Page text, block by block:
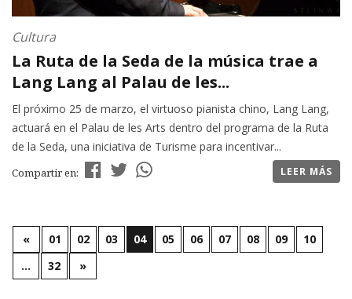
Cultura
La Ruta de la Seda de la música trae a
Lang Lang al Palau de les...
El próximo 25 de marzo, el virtuoso pianista chino, Lang Lang,
actuará en el Palau de les Arts dentro del programa de la Ruta
de la Seda, una iniciativa de Turisme para incentivar...
Compartir en: LEER MÁS
« 01 02 03 04 05 06 07 08 09
10
…
32 »